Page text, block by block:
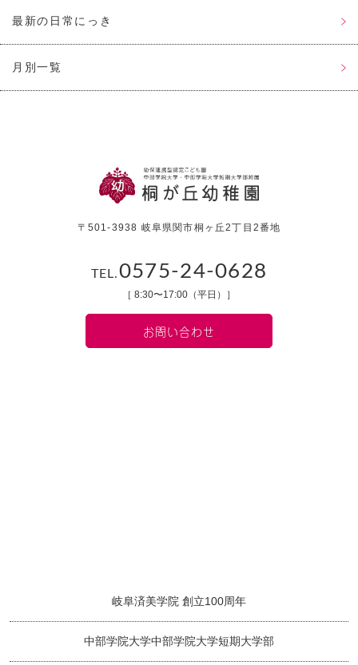
最新の日常にっき
月別一覧
〒501-3938 岐阜県関市桐ヶ丘2丁目2番地
TEL.0575-24-0628
［ 8:30〜17:00（平日）］
お問い合わせ
岐阜済美学院 創立100周年
中部学院大学中部学院大学短期大学部